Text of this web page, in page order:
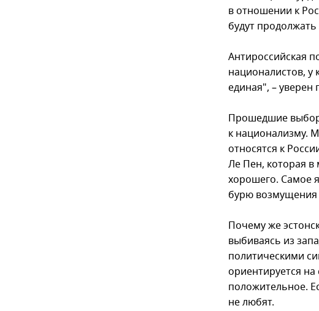
в отношении к
будут
Антироссийская
националистов, у
единая", – уверен
Прошедшие
к национализму.
относятся к
Ле Пен, которая в
хорошего. Самое
бурю возмущения
Почему же
выбиваясь из
политическими
ориентируется
положительное.
не любят.